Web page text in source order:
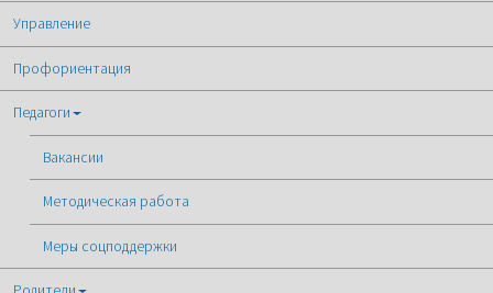
Управление
Профориентация
Педагоги
Вакансии
Методическая работа
Меры соцподдержки